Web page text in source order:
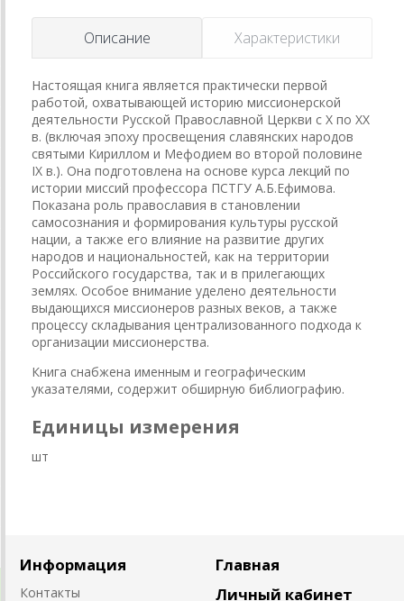
Описание Характеристики
Настоящая книга является практически первой
работой, охватывающей историю миссионерской
деятельности Русской Православной Церкви с X по XX
в. (включая эпоху просвещения славянских народов
святыми Кириллом и Мефодием во второй половине
IX в.). Она подготовлена на основе курса лекций по
истории миссий профессора ПСТГУ А.Б.Ефимова.
Показана роль православия в становлении
самосознания и формирования культуры русской
нации, а также его влияние на развитие других
народов и национальностей, как на территории
Российского государства, так и в прилегающих
землях. Особое внимание уделено деятельности
выдающихся миссионеров разных веков, а также
процессу складывания централизованного подхода к
организации миссионерства.
Книга снабжена именным и географическим
указателями, содержит обширную библиографию.
Единицы измерения
шт
Информация
Контакты
Главная
Личный кабинет